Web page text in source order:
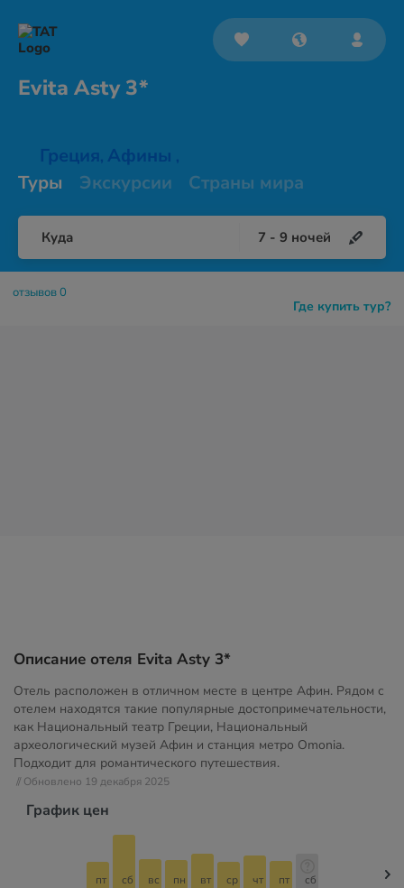
EvitaAsty 3*
Греция, Афины ,
Туры Экскурсии Страны мира
Куда 7 - 9 ночей
Где купить тур?
отзывов 0
Описание отеля Evita Asty 3*
Отель расположен в отличном месте в центре Афин. Рядом с
отелем находятся такие популярные достопримечательности,
как Национальный театр Греции, Национальный
археологический музей Афин и станция метро Omonia.
Подходит для романтического путешествия.
// Обновлено 19 декабря 2025
График цен
пт сб вс пн вт ср чт пт сб